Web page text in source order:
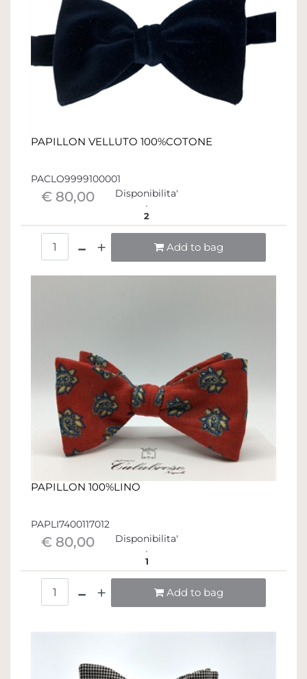
PAPILLON VELLUTO 100%COTONE
PACLO9999100001
€ 80,00 Disponibilita'
2
Add to bag
PAPILLON 100%LINO
PAPLI7400117012
€ 80,00 Disponibilita'
1
Add to bag